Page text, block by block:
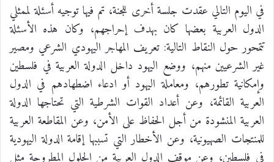
في اليوم التالي عقدت جلسة أخرى للجنة، تم فيها توجيه أسئلة لممثلي
الدول العربية بعضها كان بهدف إحراجهم، وكان هذه الأسئلة
تتمحور حول النقاط التالية: تعريف المهاجر اليهودي الشرعي ومصير
غير الشرعيين منهم، ووضع اليهود داخل الدولة العربية في فلسطين
وإمكانية تطورهم، ومعاملة اليهود أو ادعاء اضطهادهم في الدول
العربية القائمة، وعن أعداد القوات الشرطية التي تحتاجها الدولة
العربية المنشودة من أجل الحفاظ على الأمن، وعن المقاطعة العربية
للمنتجات الصهيونية، وعن الأخطار التي تسببها إقامة الدولة اليهودية
في فلسطين، وعن موقف الدول العربية من الحلول المطروحة مثل